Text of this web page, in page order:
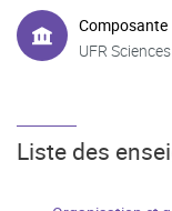
Composante
UFR
Liste des